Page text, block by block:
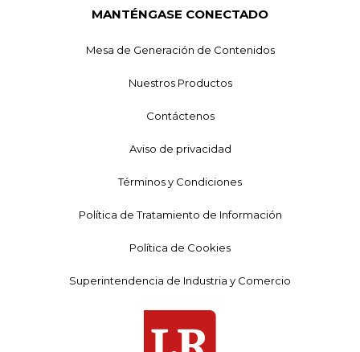
MANTÉNGASE CONECTADO
Mesa de Generación de Contenidos
Nuestros Productos
Contáctenos
Aviso de privacidad
Términos y Condiciones
Política de Tratamiento de Información
Política de Cookies
Superintendencia de Industria y Comercio